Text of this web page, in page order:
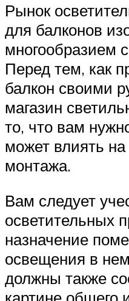
Рынок
для балконов
многообразием
Перед тем, как
балкон своими
магазин
то, что вам
может влиять
монтажа.
Вам следует
осветительных
назначение
освещения в
должны также